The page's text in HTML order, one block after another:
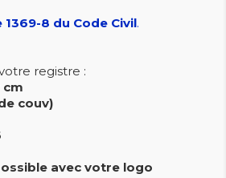
1369-8 du Code Civil.
registre :
cm
couv)
avec votre logo